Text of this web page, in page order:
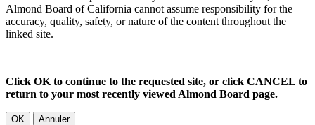
Almond Board of California cannot assume responsibility for the
accuracy, quality, safety, or nature of the content throughout the
linked site.
Click OK to continue to the requested site, or click CANCEL to
return to your most recently viewed Almond Board page.
OK Annuler